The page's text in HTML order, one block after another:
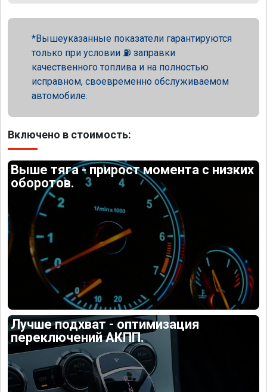
Вышеуказанные показатели гарантируются
только при условии ⛽ заправки
качественного топлива и на полностью
исправном, своевременно обслуживаемом
автомобиле.
Включено в стоимость:
Выше тяга - прирост момента с низких
оборотов.
Лучше подхват - оптимизация
переключений АКПП.